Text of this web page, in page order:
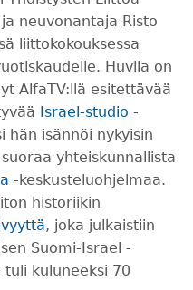
neuvonantaja Risto
liittokokouksessa
Huvila on
AlfaTV:llä esitettävää
Israel-studio -
hän isännöi nykyisin
yhteiskunnallista
-keskusteluohjelmaa.
historiikin
, joka julkaistiin
Suomi-Israel -
kuluneeksi 70